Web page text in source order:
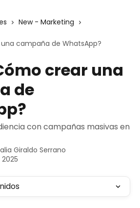
New - Marketing
campaña de WhatsApp?
crear una
de
con campañas masivas en
Giraldo Serrano